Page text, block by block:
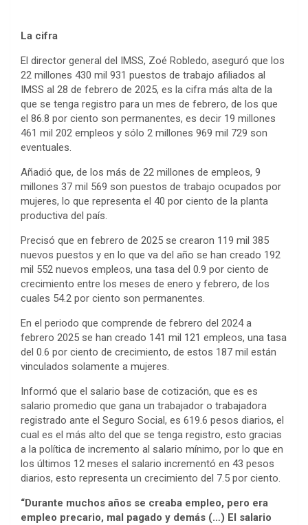
La cifra
El director general del IMSS, Zoé Robledo, aseguró que los
22 millones 430 mil 931 puestos de trabajo afiliados al
IMSS al 28 de febrero de 2025, es la cifra más alta de la
que se tenga registro para un mes de febrero, de los que
el 86.8 por ciento son permanentes, es decir 19 millones
461 mil 202 empleos y sólo 2 millones 969 mil 729 son
eventuales.
Añadió que, de los más de 22 millones de empleos, 9
millones 37 mil 569 son puestos de trabajo ocupados por
mujeres, lo que representa el 40 por ciento de la planta
productiva del país.
Precisó que en febrero de 2025 se crearon 119 mil 385
nuevos puestos y en lo que va del año se han creado 192
mil 552 nuevos empleos, una tasa del 0.9 por ciento de
crecimiento entre los meses de enero y febrero, de los
cuales 54.2 por ciento son permanentes.
En el periodo que comprende de febrero del 2024 a
febrero 2025 se han creado 141 mil 121 empleos, una tasa
del 0.6 por ciento de crecimiento, de estos 187 mil están
vinculados solamente a mujeres.
Informó que el salario base de cotización, que es es
salario promedio que gana un trabajador o trabajadora
registrado ante el Seguro Social, es 619.6 pesos diarios, el
cual es el más alto del que se tenga registro, esto gracias
a la política de incremento al salario mínimo, por lo que en
los últimos 12 meses el salario incrementó en 43 pesos
diarios, esto representa un crecimiento del 7.5 por ciento.
“Durante muchos años se creaba empleo, pero era
empleo precario, mal pagado y demás (…) El salario